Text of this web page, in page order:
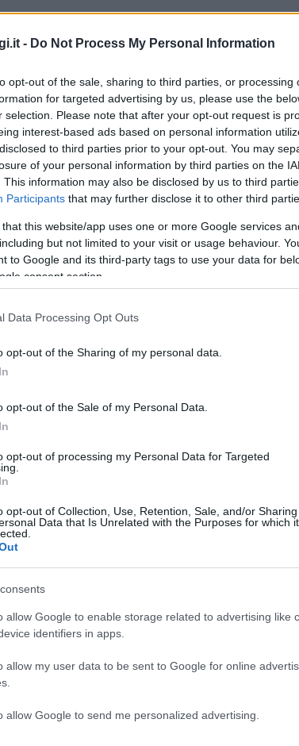
- Do Not Process My Personal Information
opt-out of the sale, sharing to third parties, or processing
for targeted advertising by us, please use the
selection. Please note that after your opt-out request is
interest-based ads based on personal information
to third parties prior to your opt-out. You may
of your personal information by third parties on the
This information may also be disclosed by us to third
Participants that may further disclose it to other third
that this website/app uses one or more Google services
but not limited to your visit or usage behaviour.
to Google and its third-party tags to use your data for
consent section.
Data Processing Opt Outs
opt-out of the Sharing of my personal data.
opt-out of the Sale of my Personal Data.
opt-out of processing my Personal Data for Targeted
opt-out of Collection, Use, Retention, Sale, and/or Sharing
Data that Is Unrelated with the Purposes for which it
allow Google to enable storage related to advertising like
identifiers in apps.
allow my user data to be sent to Google for online
allow Google to send me personalized advertising.
con gli scatti del bellissimo mare della
fisico sexy. Dopo la sua esibizione di danza
Pelagatti si è goduta il sabato a bordo di
concessa qualche tuffo e un po’ di sole. In
su un materassino con ilreggiseno
e lo scatto è stato pubblicato da
di coprirla conuno sticker a forma di
ha festeggiato il compleanno di un
Nella stessa località sta passando le
Velina, la mora Shaila Gatta.
cliccandoqui
nella sezione
Pelagatti
Giulia Pelagatti Porto Cervo
Prossimo articolo